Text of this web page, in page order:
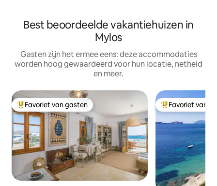
Best beoordeelde vakantiehuizen in
Mylos
Gasten zijn het ermee eens: deze accommodaties
worden hoog gewaardeerd voor hun locatie, netheid
en meer.
Topfavoriet van gasten
Favoriet van gasten Topfavoriet van
Favoriet van